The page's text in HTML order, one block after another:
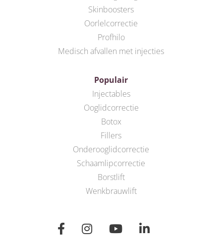
Skinboosters
Oorlelcorrectie
Profhilo
Medisch afvallen met injecties
Populair
Injectables
Ooglidcorrectie
Botox
Fillers
Onderooglidcorrectie
Schaamlipcorrectie
Borstlift
Wenkbrauwlift